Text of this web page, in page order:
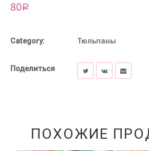
80Р
Category: Тюльпаны
Поделиться
ПОХОЖИЕ